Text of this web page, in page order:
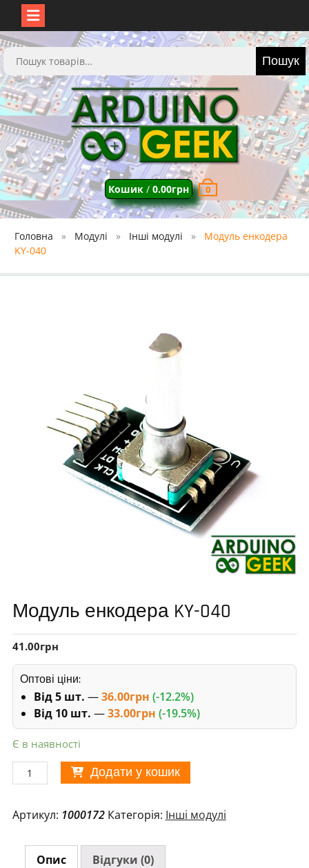
Перейти
до
вмісту
Шукати: Пошук
Кошик/ 0.00грн 0
Головна Модулі Інші модулі
Модуль енкодера
KY-040
Модуль енкодера KY-040
41.00грн
Оптові ціни:
Від 5 шт. —36.00грн (-12.2%)
Від 10 шт. —33.00грн (-19.5%)
Є в наявності
Модуль
енкодера
040
Додати у кошик
Артикул: 1000172 Категорія: Інші модулі
Опис Відгуки (0)